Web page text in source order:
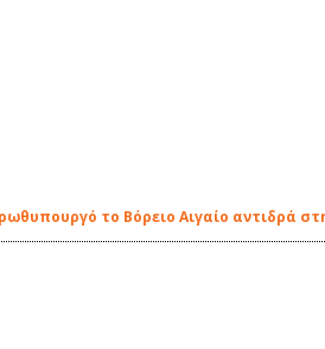
τo Βόρειο Αιγαίο αντιδρά